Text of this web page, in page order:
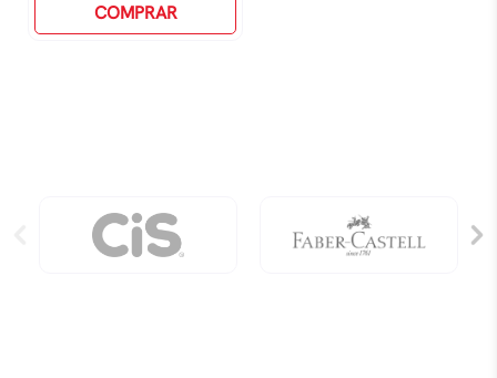
0.4mm
COMPRAR